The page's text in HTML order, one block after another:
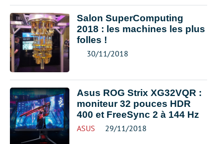
Salon SuperComputing
2018 : les machines les plus
folles !
30/11/2018
Asus ROG Strix XG32VQR :
moniteur 32 pouces HDR
400 et FreeSync 2 à 144 Hz
ASUS 29/11/2018